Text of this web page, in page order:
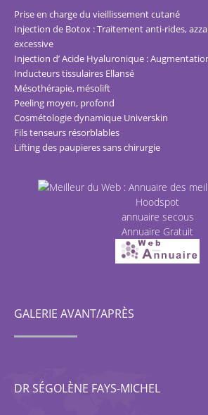
Prise en charge du vieillissement cutané
Injection de Botox : Traitement anti-rides,
excessive
Injection d’ Acide Hyaluronique :
Inducteurs tissulaires Ellansé
Mésothérapie, mésolift
Peeling moyen, profond
Cosmétologie dynamique Universkin
Fils tenseurs résorblables
Lifting des paupieres sans chirurgie
Hoodspot
annuaire secous
Annuaire Gratuit
GALERIE AVANT/APRÈS
DR SÉGOLÈNE FAYS-MICHEL